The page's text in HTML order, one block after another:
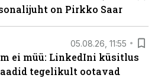
on Pirkko Saar
05.08.26, 11:55
ei müü: LinkedIni küsitlus
tegelikult ootavad